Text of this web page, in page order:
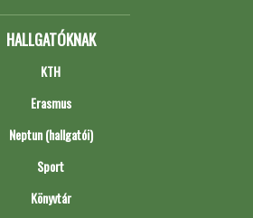
HALLGATÓKNAK
KTH
Erasmus
Neptun (hallgatói)
Sport
Könyvtár